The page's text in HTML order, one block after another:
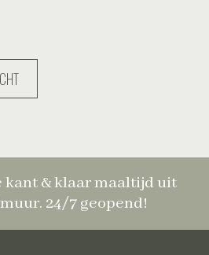
kant & klaar maaltijd uit
24/7 geopend!